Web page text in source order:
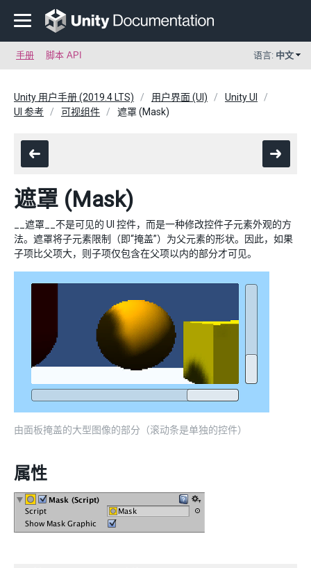
手册 脚本 API 语言: 中文
Unity 用户手册 (2019.4 LTS) 用户界面 (UI)
Unity UI
UI 参考
可视组件 遮罩 (Mask)
遮罩 (Mask)
__遮罩__不是可见的 UI 控件，而是一种修改控件子元素外观的方
法。遮罩将子元素限制（即“掩盖”）为父元素的形状。因此，如果
子项比父项大，则子项仅包含在父项以内的部分才可见。
由面板掩盖的大型图像的部分（滚动条是单独的控件）
属性